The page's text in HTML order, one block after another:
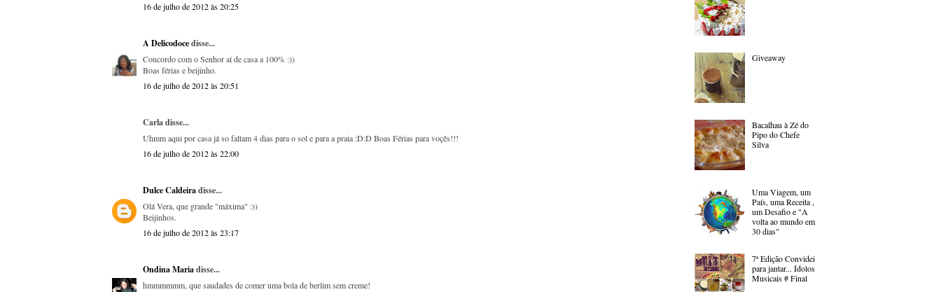
16 de julho de 2012 às 20:25
A Delicodocedisse...
Concordo com o Senhor aí de casa a 100% :))
Boas férias e beijinho.
16 de julho de 2012 às 20:51
Carla disse...
Uhmm aqui por casa já so faltam 4 dias para o sol e para a praia :D:D Boas Férias para voçês!!!
16 de julho de 2012 às 22:00
Dulce Caldeiradisse...
Olá Vera, que grande "máxima" :))
Beijinhos.
16 de julho de 2012 às 23:17
Ondina Mariadisse...
hmmmmmm, que saudades de comer uma bola de berlim sem creme!
Giveaway
Bacalhau à Zé do
Pipo do Chefe
Silva
Uma Viagem, um
País, uma Receita ,
um Desafio e "A
volta ao mundo em
30 dias"
7ª Edição Convidei
para jantar... Ídolos
Musicais # Final